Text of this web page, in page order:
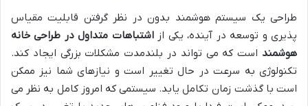
طراحی یک سیستم هوشمند بدون در نظر گرفتن قابلیت مقیاس
پذیری و توسعه در آینده، یکی ازاشتباهات متداول در طراحی خانه
هوشمند است که می تواند در بلندمدت مشکلات بزرگی ایجاد کند.
تکنولوژی به سرعت در حال تغییر است و نیازهای شما نیز ممکن
است با گذشت زمان تکامل یابد. سیستمی که امروز کامل به نظر می